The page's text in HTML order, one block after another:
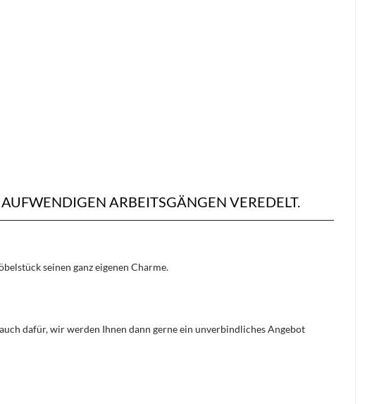
ARBEITSGÄNGEN VEREDELT.
seinen ganz eigenen Charme.
dafür, wir werden Ihnen dann gerne ein unverbindliches Angebot